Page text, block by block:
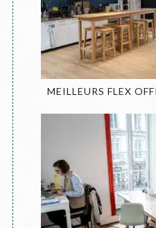
MEILLEURS FLEX